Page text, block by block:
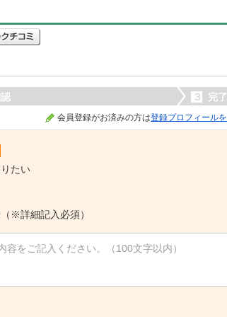
３ 完了
会員登録がお済みの方は登録プロフィール
たい
※詳細記入必須）